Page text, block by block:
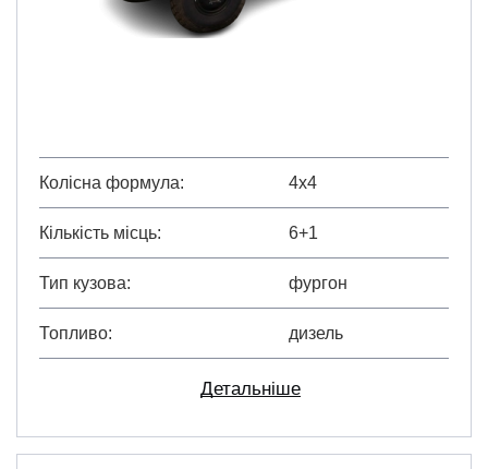
Колісна формула 4х4
Кількість місць 6+1
Тип кузова фургон
Топливо дизель
Детальніше